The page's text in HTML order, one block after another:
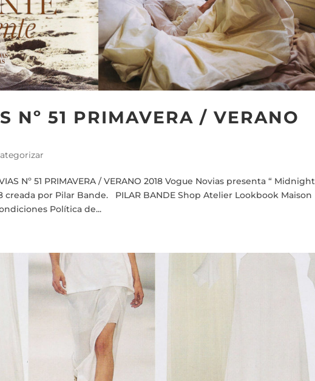
Nº 51 PRIMAVERA / VERANO
Nº 51 PRIMAVERA / VERANO 2018 Vogue Novias presenta “ Midnight
creada por Pilar Bande. PILAR BANDE Shop Atelier Lookbook Maison
Política de...